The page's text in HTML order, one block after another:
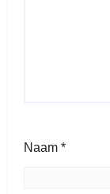
Naam *